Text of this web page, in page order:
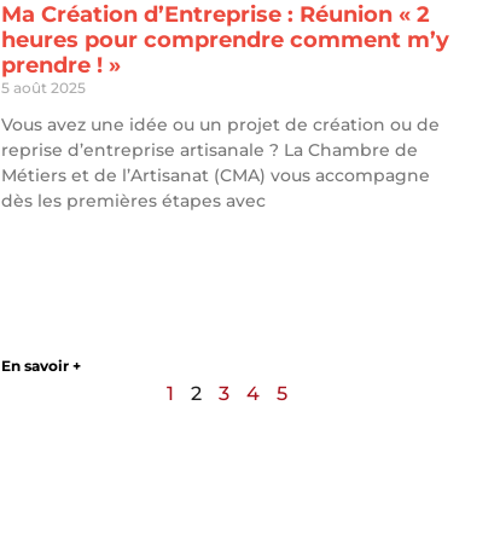
Ma Création d’Entreprise : Réunion « 2
heures pour comprendre comment m’y
prendre ! »
5 août 2025
Vous avez une idée ou un projet de création ou de
reprise d’entreprise artisanale ? La Chambre de
Métiers et de l’Artisanat (CMA) vous accompagne
dès les premières étapes avec
En savoir +
1 2 3 4 5